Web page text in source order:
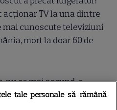
acționar TV la una dintre
mai cunoscute televiziuni
mort la doar 60 de
nu se mai ascund, e
momentului în
tale personale să rămână